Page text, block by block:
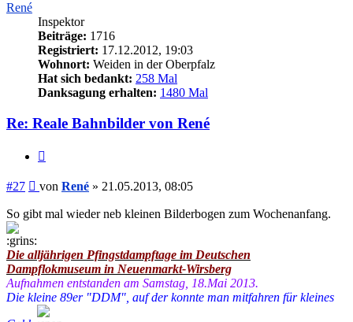
René
Inspektor
Beiträge: 1716
Registriert: 17.12.2012, 19:03
Wohnort: Weiden in der Oberpfalz
Hat sich bedankt: 258 Mal
Danksagung erhalten: 1480 Mal
Re: Reale Bahnbilder von René
#27 Beitrag
von René » 21.05.2013, 08:05
So gibt mal wieder neb kleinen Bilderbogen zum Wochenanfang.
Die alljährigen Pfingstdampftage im Deutschen
Dampflokmuseum in Neuenmarkt-Wirsberg
Aufnahmen entstanden am Samstag, 18.Mai 2013.
Die kleine 89er "DDM", auf der konnte man mitfahren für kleines